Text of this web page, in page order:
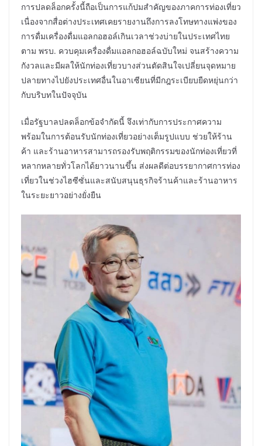
การปลดล็อกครั้งนี้ถือเป็นการแก้ปมสำคัญของภาคการท่องเที่ยว
เนื่องจากสื่อต่างประเทศเคยรายงานถึงการลงโทษทางแพ่งของ
การดื่มเครื่องดื่มแอลกอฮอล์เกินเวลาช่วงบ่ายในประเทศไทย
ตาม พรบ. ควบคุมเครื่องดื่มแอลกอฮอล์ฉบับใหม่ จนสร้างความ
กังวลและมีผลให้นักท่องเที่ยวบางส่วนตัดสินใจเปลี่ยนจุดหมาย
ปลายทางไปยังประเทศอื่นในอาเซียนที่มีกฎระเบียบยืดหยุ่นกว่า
กับบริบทในปัจจุบัน
เมื่อรัฐบาลปลดล็อกข้อจำกัดนี้ จึงเท่ากับการประกาศความ
พร้อมในการต้อนรับนักท่องเที่ยวอย่างเต็มรูปแบบ ช่วยให้ร้าน
ค้า และร้านอาหารสามารถรองรับพฤติกรรมของนักท่องเที่ยวที่
หลากหลายทั่วโลกได้ยาวนานขึ้น ส่งผลดีต่อบรรยากาศการท่อง
เที่ยวในช่วงไฮซีซั่นและสนับสนุนธุรกิจร้านค้าและร้านอาหาร
ในระยะยาวอย่างยั่งยืน